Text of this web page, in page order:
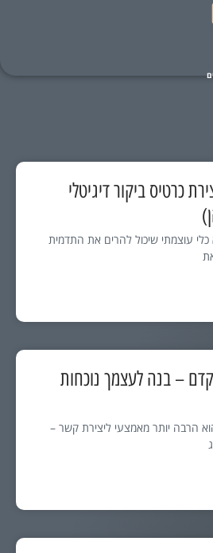
כרטיס ביקור דיגיטלי
כלי עוצמתי שיכול להרים את התדמית
– בנה לעצמך נוכחות
הרבה יותר מאמצעי ליצירת קשר –